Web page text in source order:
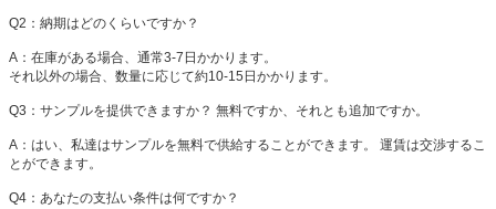
Q2：納期はどのくらいですか？
A：在庫がある場合、通常3-7日かかります。
それ以外の場合、数量に応じて約10-15日かかります。
Q3：サンプルを提供できますか？ 無料ですか、それとも追加ですか。
A：はい、私達はサンプルを無料で供給することができます。
運賃は交渉するこ
とができます。
Q4：あなたの支払い条件は何ですか？